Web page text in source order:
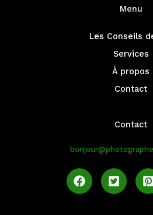
Menu
Les Conseils
Services
À propos
Contact
Contact